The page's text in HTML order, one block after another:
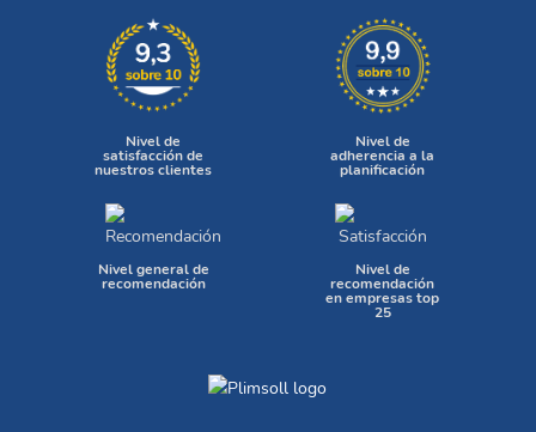
Nivel de
satisfacción de
nuestros clientes
Nivel de
adherencia a la
planificación
Nivel general de
recomendación
Nivel de
recomendación
en empresas top
25